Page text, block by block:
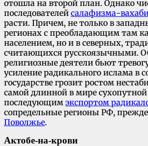
отошла на второй план. Однако
последователей салафизма-
расти. Причем, не только в
регионах с преобладающим там
населением, но и в северных,
считающихся русскоязычными.
религиозные деятели бьют
усиление радикального ислама в
государстве грозит ростом
самой длинной в мире
последующим экспортом
сопредельные регионы РФ, прежде
Поволжье.
Актобе-на-крови